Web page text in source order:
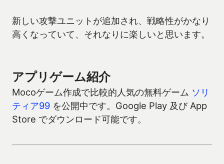
新しい攻撃ユニットが追加され、戦略性がかなり
高くなっていて、それなりに楽しいと思います。
アプリゲーム紹介
Mocoゲーム作成で比較的人気の無料ゲーム ソリ
ティア99 を公開中です。Google Play 及び App
Store でダウンロード可能です。